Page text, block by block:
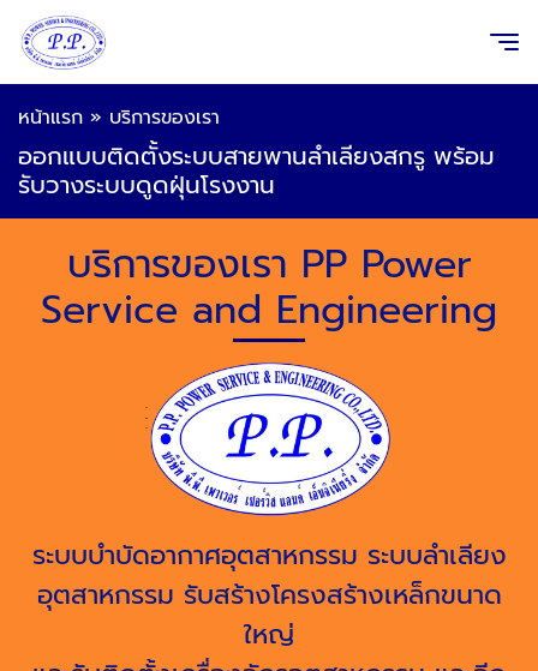
หน้าแรก » บริการของเรา
ออกแบบติดตั้งระบบสายพานลำเลียงสกรู พร้อม
รับวางระบบดูดฝุ่นโรงงาน
บริการของเรา PP Power
Service and Engineering
ระบบบำบัดอากาศอุตสาหกรรม ระบบลำเลียง
อุตสาหกรรม รับสร้างโครงสร้างเหล็กขนาด
ใหญ่